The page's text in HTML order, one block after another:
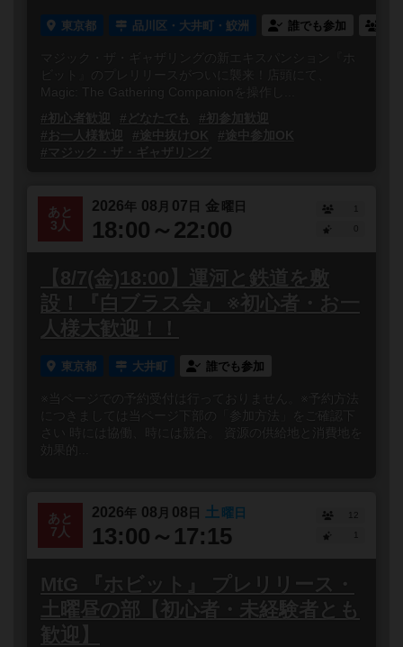
東京都 品川区・大井町・鮫洲 誰でも参加
マジック・ザ・ギャザリングの新エキスパンション『ホ
ビット』のプレリリースがついに襲来！店頭にて、
Magic: The Gathering Companionを操作し...
#初心者歓迎
#どなたでも
#初参加歓迎
#お一人様歓迎
#途中抜けOK
#途中参加OK
#マジック・ザ・ギャザリング
あと
3人
2026年 08 月 07 日 金曜日
18:00～22:00
1
【8/7(金)18:00】運河と鉄道を敷
設！『白ブラス会』 ※初心者・お一
人様大歓迎！！
東京都 大井町 誰でも参加
※当ページでの予約受付は行っておりません。※予約方法
につきましては当ページ下部の「参加方法」をご確認下
さい 時には協働、時には競合。 資源の供給地と消費地を
効果的...
あと
7人
2026年 08 月 08 日 土 曜日
13:00～17:15
12
1
MtG 『ホビット』 プレリリース・
土曜昼の部【初心者・未経験者とも
歓迎】